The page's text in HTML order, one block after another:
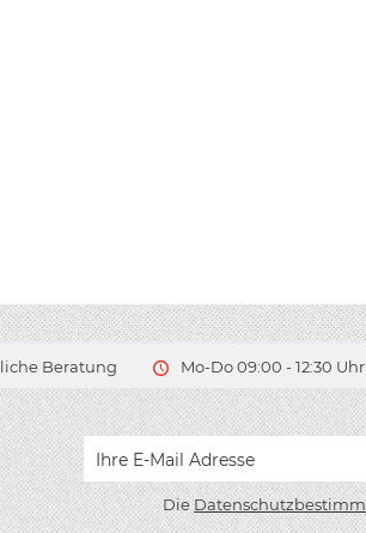
Beratung Mo-Do 09:00 - 12:30
Die